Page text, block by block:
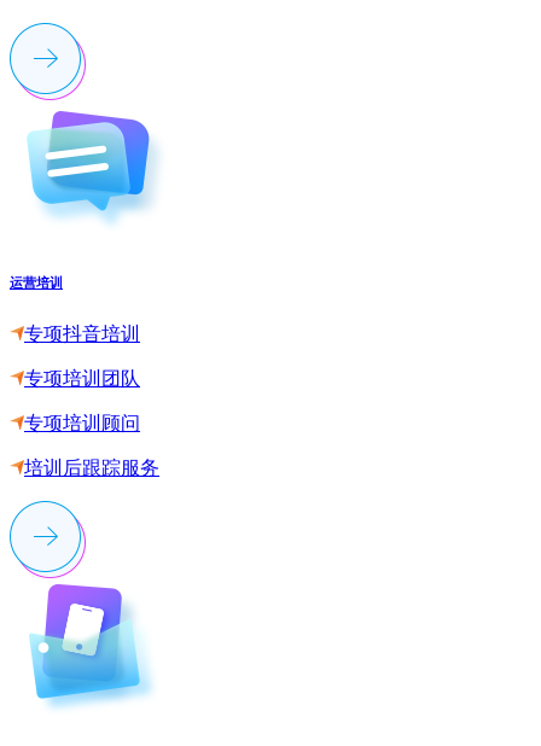
运营培训
专项抖音培训
专项培训团队
专项培训顾问
培训后跟踪服务